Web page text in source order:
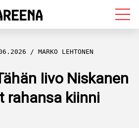
MARKO LEHTONEN
Iivo Niskanen
rahansa kiinni